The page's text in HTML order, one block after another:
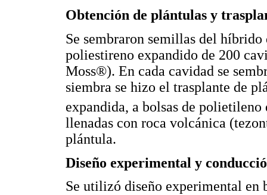
Obtención de plántulas y
Se sembraron semillas del
poliestireno expandido de 200
Moss®). En cada cavidad se
siembra se hizo el trasplante de
expandida, a bolsas de
llenadas con roca volcánica
plántula.
Diseño experimental y
Se utilizó diseño experimental en